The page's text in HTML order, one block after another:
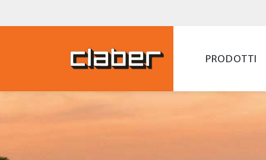
PRODOTTI